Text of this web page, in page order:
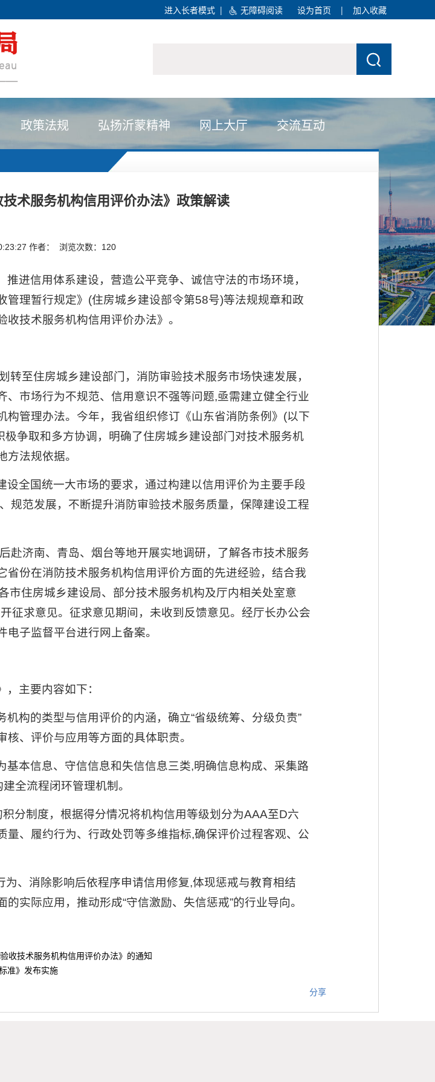
进入长者模式 | 无障碍阅读 设为首页 | 加入收藏
政策法规 弘扬沂蒙精神 网上大厅 交流互动
术服务机构信用评价办法》政策解读
作者： 浏览次数： 120
进信用体系建设，营造公平竞争、诚信守法的市场环境，
理暂行规定》(住房城乡建设部令第58号)等法规规章和政
技术服务机构信用评价办法》。
转至住房城乡建设部门，消防审验技术服务市场快速发展，
市场行为不规范、信用意识不强等问题,亟需建立健全行业
管理办法。今年，我省组织修订《山东省消防条例》(以下
争取和多方协调，明确了住房城乡建设部门对技术服务机
法规依据。
全国统一大市场的要求，通过构建以信用评价为主要手段
规范发展，不断提升消防审验技术服务质量，保障建设工程
赴济南、青岛、烟台等地开展实地调研，了解各市技术服务
份在消防技术服务机构信用评价方面的先进经验，结合我
住房城乡建设局、部分技术服务机构及厅内相关处室意
征求意见。征求意见期间，未收到反馈意见。经厅长办公会
子监督平台进行网上备案。
主要内容如下：
构的类型与信用评价的内涵，确立“省级统筹、分级负责”
、评价与应用等方面的具体职责。
基本信息、守信信息和失信信息三类,明确信息构成、采集路
全流程闭环管理机制。
分制度，根据得分情况将机构信用等级划分为AAA至D六
、履约行为、行政处罚等多维指标,确保评价过程客观、公
、消除影响后依程序申请信用修复,体现惩戒与教育相结
实际应用，推动形成“守信激励、失信惩戒”的行业导向。
收技术服务机构信用评价办法》的通知
准》发布实施
分享